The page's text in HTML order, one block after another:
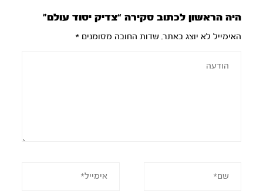
היה הראשון לכתוב סקירה “צדיק יסוד עולם”
האימייל לא יוצג באתר. שדות החובה מסומנים*